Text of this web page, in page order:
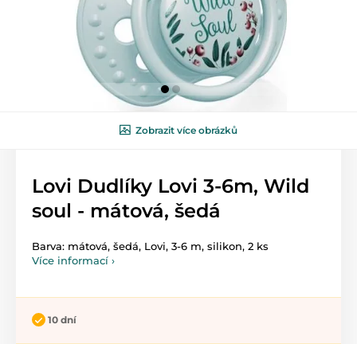
Zobrazit více obrázků
Lovi Dudlíky Lovi 3-6m, Wild
soul - mátová, šedá
Barva: mátová, šedá, Lovi, 3-6 m, silikon, 2 ks
Více informací ›
10 dní